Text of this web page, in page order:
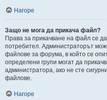
Нагоре
Защо не мога да прикача файл?
Права за прикачване на файл се
потребител. Администраторът
файлове за форума, в който се
определени групи могат да
администратора, ако не сте
файлове.
Нагоре